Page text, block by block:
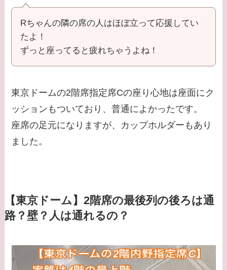
Rちゃんの隣の席の人はほぼ立って応援してい
たよ！
ずっと座ってると疲れちゃうよね！
東京ドームの2階席指定席Cの座り心地は座面にク
ッションもついており、普通によかったです。
座席の足元になりますが、カップホルダーもあり
ました。
【東京ドーム】2階席の最後列の後ろは通
路？壁？人は通れるの？